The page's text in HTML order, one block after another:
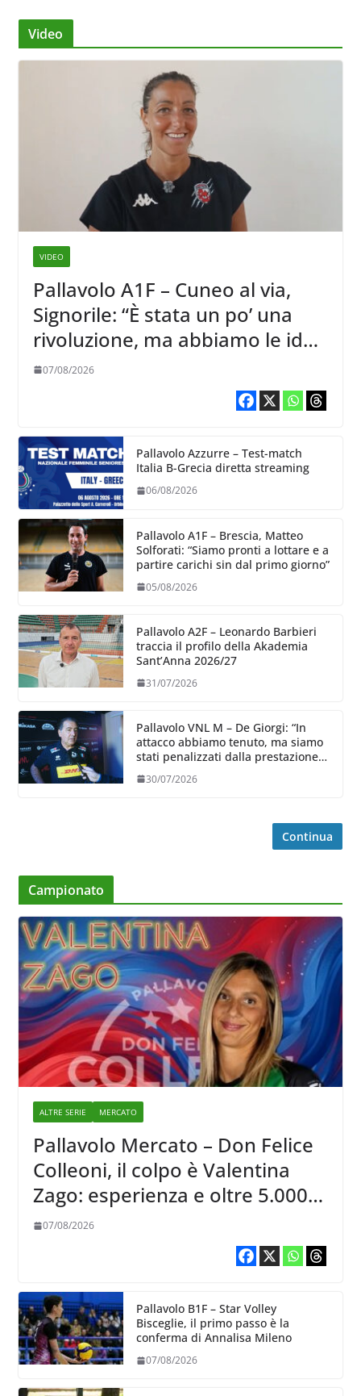
Video
VIDEO
Pallavolo A1F – Cuneo al via,
Signorile: “È stata un po’ una
rivoluzione, ma abbiamo le idee
chiare siu cosa vogliamo fare”
07/08/2026
Pallavolo Azzurre – Test-match
Italia B-Grecia diretta streaming
06/08/2026
Pallavolo A1F – Brescia, Matteo
Solforati: “Siamo pronti a lottare e a
partire carichi sin dal primo giorno”
05/08/2026
Pallavolo A2F – Leonardo Barbieri
traccia il profilo della Akademia
Sant’Anna 2026/27
31/07/2026
Pallavolo VNL M – De Giorgi: “In
attacco abbiamo tenuto, ma siamo
stati penalizzati dalla prestazione
30/07/2026
Continua
Campionato
ALTRE SERIE MERCATO
Pallavolo Mercato – Don Felice
Colleoni, il colpo è Valentina
Zago: esperienza e oltre 5.000
punti al servizio di Trescore
07/08/2026
Pallavolo B1F – Star Volley
Bisceglie, il primo passo è la
conferma di Annalisa Mileno
07/08/2026